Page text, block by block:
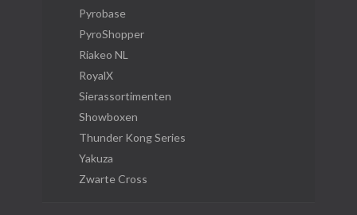
Pyrobase
PyroShopper
Riakeo NL
RoyalX
Sierassortimenten
Showboxen
Thunder Kong Series
Yakuza
Zwarte Cross